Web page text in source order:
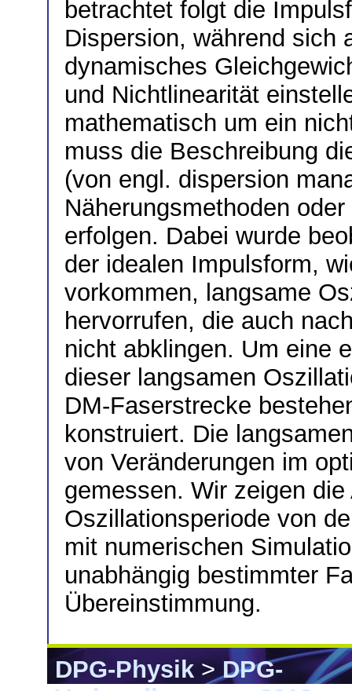
betrachtet folgt die
Dispersion, während sich
dynamisches
und Nichtlinearität
mathematisch um ein
muss die Beschreibung
(von engl. dispersion
Näherungsmethoden
erfolgen. Dabei wurde
der idealen Impulsform,
vorkommen, langsame
hervorrufen, die auch
nicht abklingen. Um eine
dieser langsamen
DM-Faserstrecke
konstruiert. Die
von Veränderungen im
gemessen. Wir zeigen
Oszillationsperiode von
mit numerischen
unabhängig bestimmter
Übereinstimmung.
DPG-Physik>DPG-